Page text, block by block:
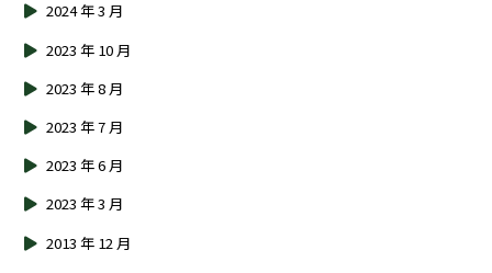
2024 年 3 月
2023 年 10 月
2023 年 8 月
2023 年 7 月
2023 年 6 月
2023 年 3 月
2013 年 12 月